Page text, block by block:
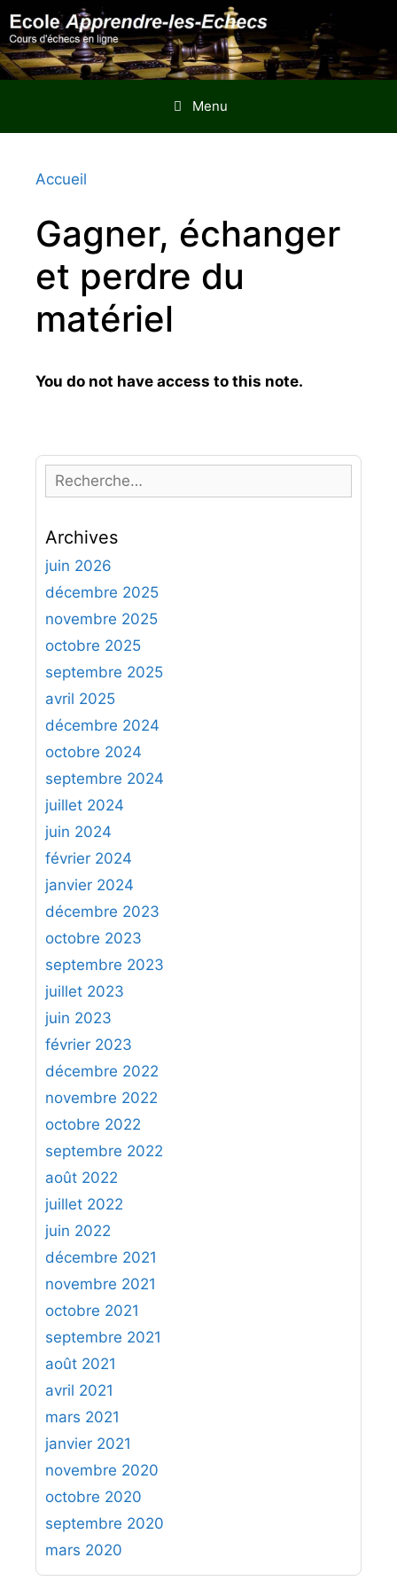
Aller
au
contenu
Menu
Accueil
Gagner, échanger
et perdre du
matériel
You do not have access to this note.
e
h
e
r
h
e
r
:
Archives
juin 2026
décembre 2025
novembre 2025
octobre 2025
septembre 2025
avril 2025
décembre 2024
octobre 2024
septembre 2024
juillet 2024
juin 2024
février 2024
janvier 2024
décembre 2023
octobre 2023
septembre 2023
juillet 2023
juin 2023
février 2023
décembre 2022
novembre 2022
octobre 2022
septembre 2022
août 2022
juillet 2022
juin 2022
décembre 2021
novembre 2021
octobre 2021
septembre 2021
août 2021
avril 2021
mars 2021
janvier 2021
novembre 2020
octobre 2020
septembre 2020
mars 2020